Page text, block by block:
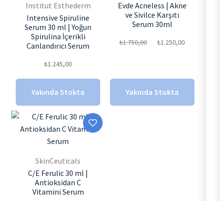
Institut Esthederm
Intensive Spiruline
Serum 30 ml | Yoğun
Spirulina İçerikli
Canlandırıcı Serum
₺1.245,00
Yakında Stokta
Evde Acneless | Akne
ve Sivilce Karşıtı
Serum 30ml
₺1.750,00
Orijinal
₺1.250,00Şu
Yakında Stokta
SkinCeuticals
C/E Ferulic 30 ml |
Antioksidan C
Vitamini Serum